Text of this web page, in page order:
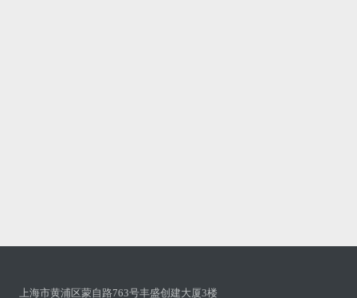
上海市黄浦区蒙自路763号丰盛创建大厦3楼